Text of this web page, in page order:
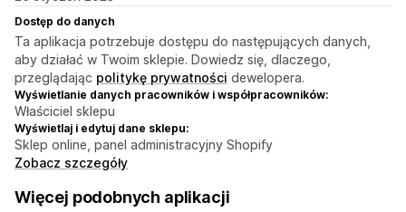
Dostęp do danych
Ta aplikacja potrzebuje dostępu do następujących danych,
aby działać w Twoim sklepie. Dowiedz się, dlaczego,
przeglądając politykę prywatności dewelopera.
Wyświetlanie danych pracowników i współpracowników:
Właściciel sklepu
Wyświetlaj i edytuj dane sklepu:
Sklep online, panel administracyjny Shopify
Zobacz szczegóły
Więcej podobnych aplikacji